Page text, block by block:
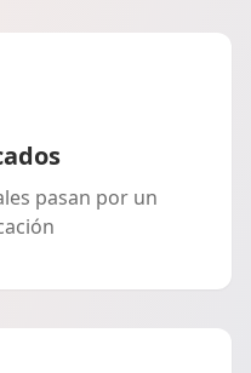
pasan por un